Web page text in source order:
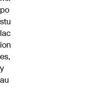
po
stu
lac
ion
es,
y
au